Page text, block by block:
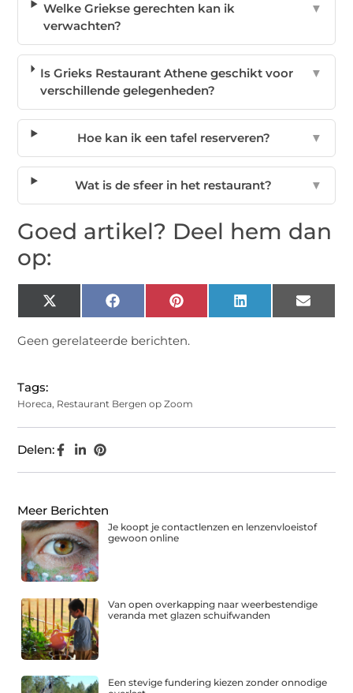
Welke Griekse gerechten kan ik
verwachten?
▼
Is Grieks Restaurant Athene geschikt voor
verschillende gelegenheden?
▼
Hoe kan ik een tafel reserveren? ▼
Wat is de sfeer in het restaurant? ▼
Goed artikel? Deel hem dan
op:
X
(Twitter)
Facebook Pinterest LinkedIn Email
Geen gerelateerde berichten.
Tags:
Horeca, Restaurant Bergen op Zoom
Delen:
Meer Berichten
Je koopt je contactlenzen en lenzenvloeistof
gewoon online
Van open overkapping naar weerbestendige
veranda met glazen schuifwanden
Een stevige fundering kiezen zonder onnodige